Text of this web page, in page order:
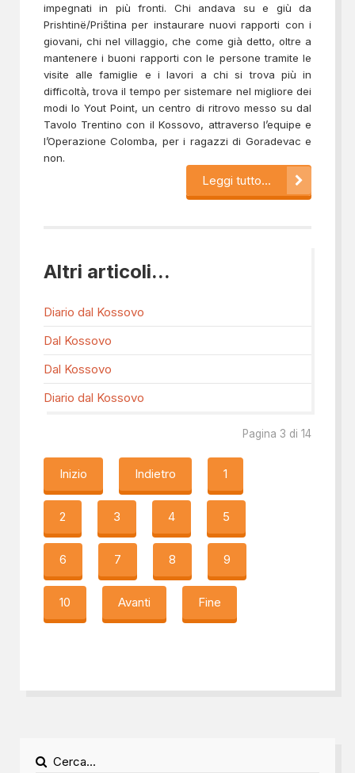
impegnati in più fronti. Chi andava su e giù da
Prishtinë/Priština per instaurare nuovi rapporti con i
giovani, chi nel villaggio, che come già detto, oltre a
mantenere i buoni rapporti con le persone tramite le
visite alle famiglie e i lavori a chi si trova più in
difficoltà, trova il tempo per sistemare nel migliore dei
modi lo Yout Point, un centro di ritrovo messo su dal
Tavolo Trentino con il Kossovo, attraverso l’equipe e
l’Operazione Colomba, per i ragazzi di Goradevac e
non.
Leggi tutto...
Altri articoli...
Diario dal Kossovo
Dal Kossovo
Dal Kossovo
Diario dal Kossovo
Pagina 3 di 14
Inizio Indietro 1
2 3 4 5
6 7 8 9
10 Avanti Fine
Cerca...